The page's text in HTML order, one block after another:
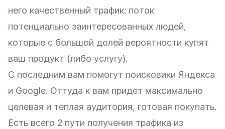
него качественный трафик: поток
потенциально заинтересованных людей,
которые с большой долей вероятности купят
ваш продукт (либо услугу).
С последним вам помогут поисковики Яндекса
и Google. Оттуда к вам придет максимально
целевая и теплая аудитория, готовая покупать.
Есть всего 2 пути получения трафика из